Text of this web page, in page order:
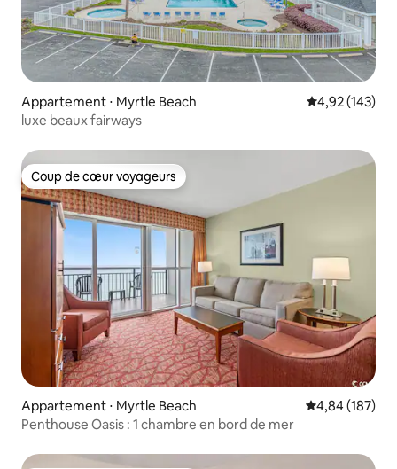
Appartement ⋅ Myrtle Beach Évaluation
4,92 (143)
luxe beaux fairways
Coup de cœur voyageurs
Coup de cœur voyageurs
Appartement ⋅ Myrtle Beach Évaluation
4,84 (187)
Penthouse Oasis : 1 chambre en bord de mer